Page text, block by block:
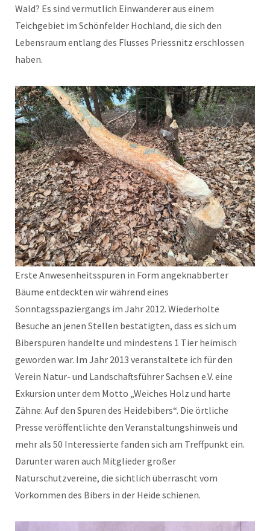
Wald? Es sind vermutlich Einwanderer aus einem
Teichgebiet im Schönfelder Hochland, die sich den
Lebensraum entlang des Flusses Priessnitz erschlossen
haben.
Erste Anwesenheitsspuren in Form angeknabberter
Bäume entdeckten wir während eines
Sonntagsspaziergangs im Jahr 2012. Wiederholte
Besuche an jenen Stellen bestätigten, dass es sich um
Biberspuren handelte und mindestens 1 Tier heimisch
geworden war. Im Jahr 2013 veranstaltete ich für den
Verein Natur- und Landschaftsführer Sachsen e.V. eine
Exkursion unter dem Motto „Weiches Holz und harte
Zähne: Auf den Spuren des Heidebibers“. Die örtliche
Presse veröffentlichte den Veranstaltungshinweis und
mehr als 50 Interessierte fanden sich am Treffpunkt ein.
Darunter waren auch Mitglieder großer
Naturschutzvereine, die sichtlich überrascht vom
Vorkommen des Bibers in der Heide schienen.